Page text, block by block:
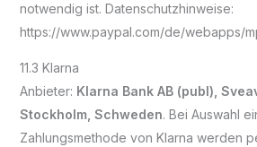
notwendig ist. Datenschutzhinweise:
https://www.paypal.com/de/webapps/
11.3 Klarna
Anbieter: Klarna Bank AB (publ),
Stockholm, Schweden. Bei Auswahl
Zahlungsmethode von Klarna werden